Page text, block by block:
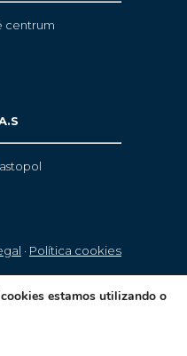
centrum
· Política cookies
estamos utilizando o